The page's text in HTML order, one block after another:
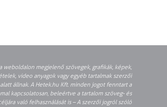
weboldalon megjelenő szövegek, grafikák, képek,
video anyagok vagy egyéb tartalmak szerzői
állnak. A Hetek.hu Kft. minden jogot fenntart a
kapcsolatosan, beleértve a tartalom szöveg- és
való felhasználását is – A szerzői jogról szóló